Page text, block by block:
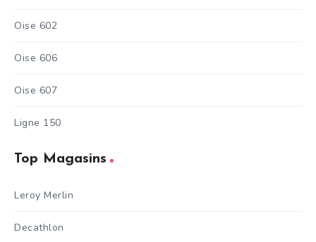
Oise 602
Oise 606
Oise 607
Ligne 150
Top Magasins
Leroy Merlin
Decathlon